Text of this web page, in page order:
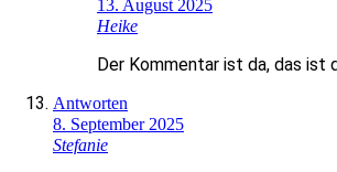
13. August 2025
Heike
Der Kommentar ist da, das ist
Antworten
8. September 2025
Stefanie